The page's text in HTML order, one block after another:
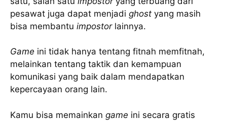
pesawat juga dapat menjadi ghost yang masih
bisa membantu impostorlainnya.
Game ini tidak hanya tentang fitnah memfitnah,
melainkan tentang taktik dan kemampuan
komunikasi yang baik dalam mendapatkan
kepercayaan orang lain.
Kamu bisa memainkan game ini secara gratis